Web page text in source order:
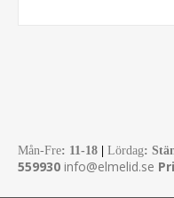
Mån-Fre: 11-18 | Lördag:
559930 info@elmelid.se